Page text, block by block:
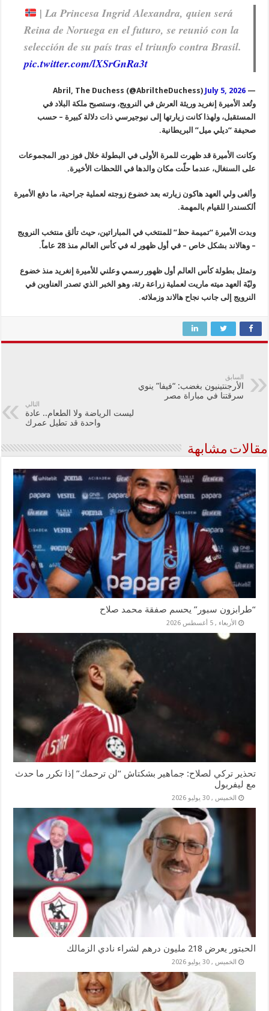
| La Princesa Ingrid Alexandra, quien será
Reina de Noruega en el futuro, se reunió con la
selección de su país tras el triunfo contra Brasil.
pic.twitter.com/lXSrGnRa3t
— Abril, The Duchess (@AbriltheDuchess)
July 5, 2026
وتُعد الأميرة إنغريد وريثة العرش في النرويج، وستصبح ملكة البلاد في
المستقبل، ولهذا كانت زيارتها إلى نيوجيرسي ذات دلالة كبيرة – حسب
صحيفة “ديلي ميل” البريطانية.
وكانت الأميرة قد ظهرت للمرة الأولى في البطولة خلال فوز دور المجموعات
على السنغال، عندما حلّت مكان والدها في اللحظات الأخيرة.
وألغى ولي العهد هاكون زيارته بعد خضوع زوجته لعملية جراحية، ما دفع الأميرة
ألكسندرا للقيام بالمهمة.
وبدت الأميرة “تميمة حظ” للمنتخب في المباراتين، حيث تألق منتخب النرويج
– وهالاند بشكل خاص – في أول ظهور له في كأس العالم منذ 28 عاماً.
وتمثل بطولة كأس العالم أول ظهور رسمي وعلني للأميرة إنغريد منذ خضوع
وليّة العهد ميته ماريت لعملية زراعة رئة، وهو الخبر الذي تصدر العناوين في
النرويج إلى جانب نجاح هالاند وزملائه.
السابق
الأرجنتينيون بغضب: “فيفا” ينوي
سرقتنا في مباراة مصر
التالي
ليست الرياضة ولا الطعام.. عادة
واحدة قد تطيل عمرك
مقالات مشابهة
“طرابزون سبور” يحسم صفقة محمد صلاح
الأربعاء , 5 أغسطس 2026
تحذير تركي لصلاح: جماهير بشكتاش “لن ترحمك” إذا تكرر ما حدث
مع ليفربول
الخميس , 30 يوليو 2026
الحبتور يعرض 218 مليون درهم لشراء نادي الزمالك
الخميس , 30 يوليو 2026